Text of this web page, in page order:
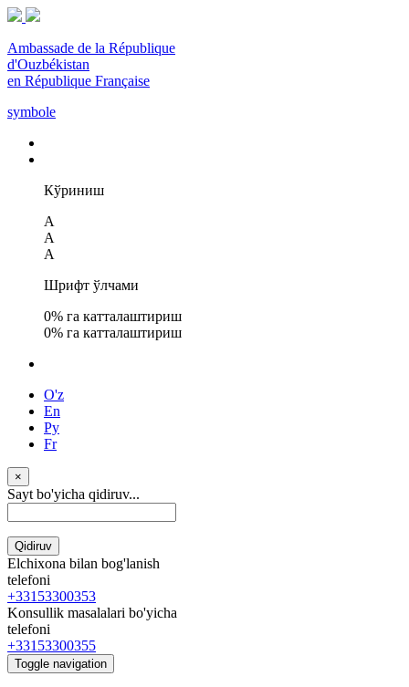
Ambassade de la République
d'Ouzbékistan
en République Française
symbole
Кўриниш
A
A
A
Шрифт ўлчами
0% га катталаштириш
0% га катталаштириш
O'z
En
Ру
Fr
×
Sayt bo'yicha qidiruv...
Qidiruv
Elchixona bilan bog'lanish
telefoni
+33153300353
Konsullik masalalari bo'yicha
telefoni
+33153300355
Toggle navigation